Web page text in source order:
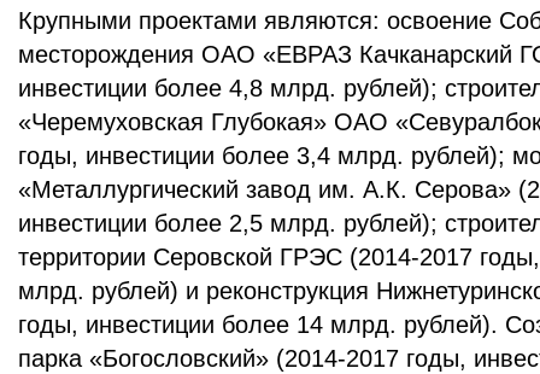
Крупными проектами являются: освоение
месторождения ОАО «ЕВРАЗ Качканарский
инвестиции более 4,8 млрд. рублей);
«Черемуховская Глубокая» ОАО
годы, инвестиции более 3,4 млрд. рублей);
«Металлургический завод им. А.К. Серова»
инвестиции более 2,5 млрд. рублей);
территории Серовской ГРЭС (2014-2017
млрд. рублей) и реконструкция
годы, инвестиции более 14 млрд. рублей).
парка «Богословский» (2014-2017 годы,